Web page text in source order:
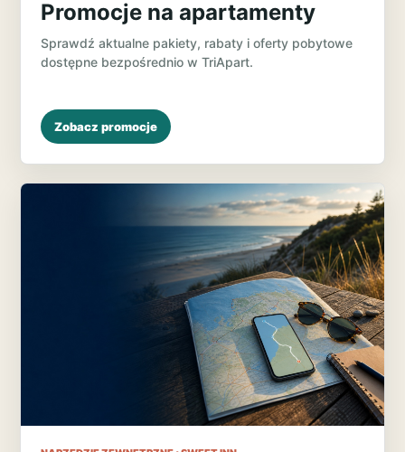
Promocje na apartamenty
Sprawdź aktualne pakiety, rabaty i oferty pobytowe
dostępne bezpośrednio w TriApart.
Zobacz promocje